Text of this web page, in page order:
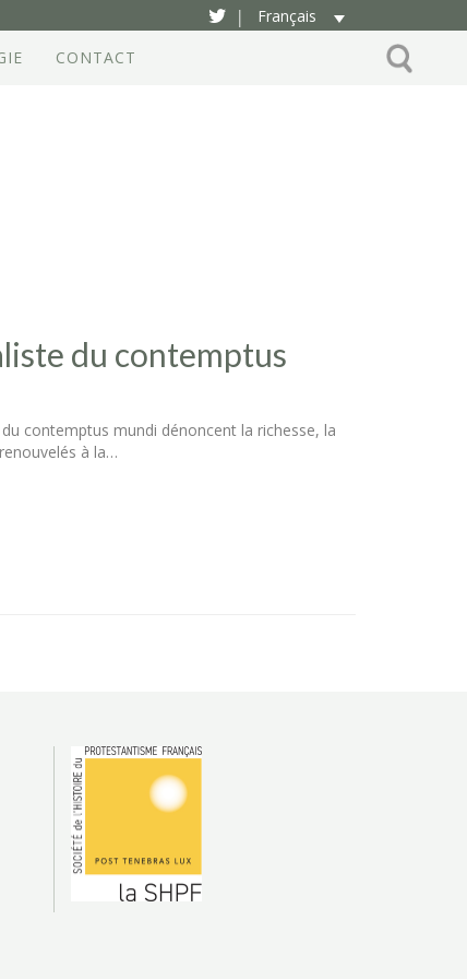
|
Français
CONTACT
du contemptus
contemptus mundi dénoncent la richesse, la
à la…